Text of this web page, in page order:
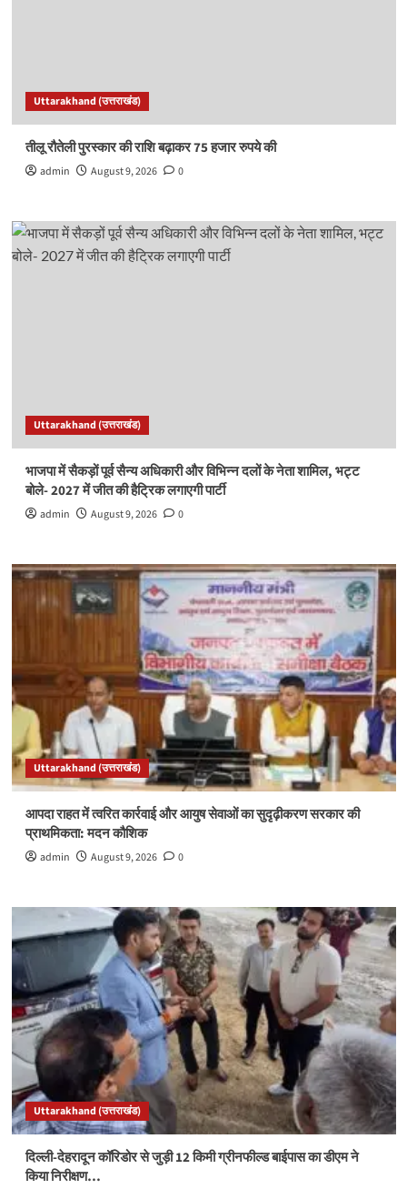
Uttarakhand (उत्तराखंड)
तीलू रौतेली पुरस्कार की राशि बढ़ाकर 75 हजार रुपये की
admin August 9, 2026 0
Uttarakhand (उत्तराखंड)
भाजपा में सैकड़ों पूर्व सैन्य अधिकारी और विभिन्न दलों के नेता शामिल, भट्ट
बोले- 2027 में जीत की हैट्रिक लगाएगी पार्टी
admin August 9, 2026 0
Uttarakhand (उत्तराखंड)
आपदा राहत में त्वरित कार्रवाई और आयुष सेवाओं का सुदृढ़ीकरण सरकार की
प्राथमिकता: मदन कौशिक
admin August 9, 2026 0
Uttarakhand (उत्तराखंड)
दिल्ली-देहरादून कॉरिडोर से जुड़ी 12 किमी ग्रीनफील्ड बाईपास का डीएम ने
किया निरीक्षण…